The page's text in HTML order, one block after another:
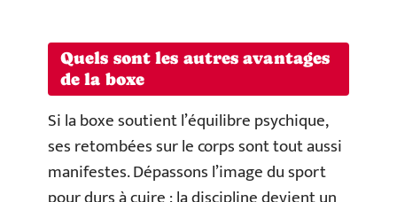
Quels sont les autres avantages
de la boxe
Si la boxe soutient l’équilibre psychique,
ses retombées sur le corps sont tout aussi
manifestes. Dépassons l’image du sport